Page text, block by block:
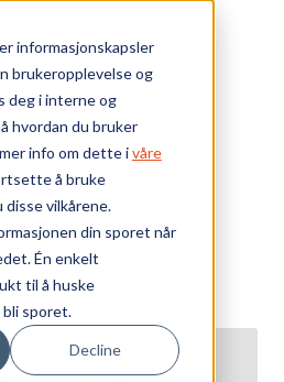
informasjonskapsler
brukeropplevelse og
deg i interne og
hvordan du bruker
info om dette ivåre
å bruke
vilkårene.
din sporet når
Én enkelt
til å huske
bli sporet.
Decline
Nærværsdeteksjon
hånd og